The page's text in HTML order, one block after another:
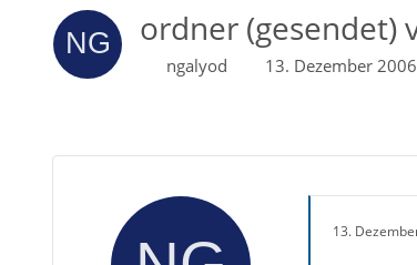
ordner (gesendet)
ngalyod 13. Dezember
13.